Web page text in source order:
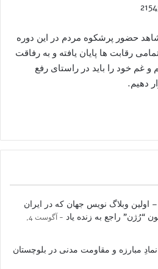
حضور پرشکوه مردم در این دوره
رقابت ها پایان یافته و به رفاقت
غم خود را باید در راستای رفع
دهیم.
اولین وبلاگ نویس جهان که در ایران
“رُژن” راجع به زنده یاد
آگوست 4,
مبارزه و مقاومت مدنی در بلوچستان